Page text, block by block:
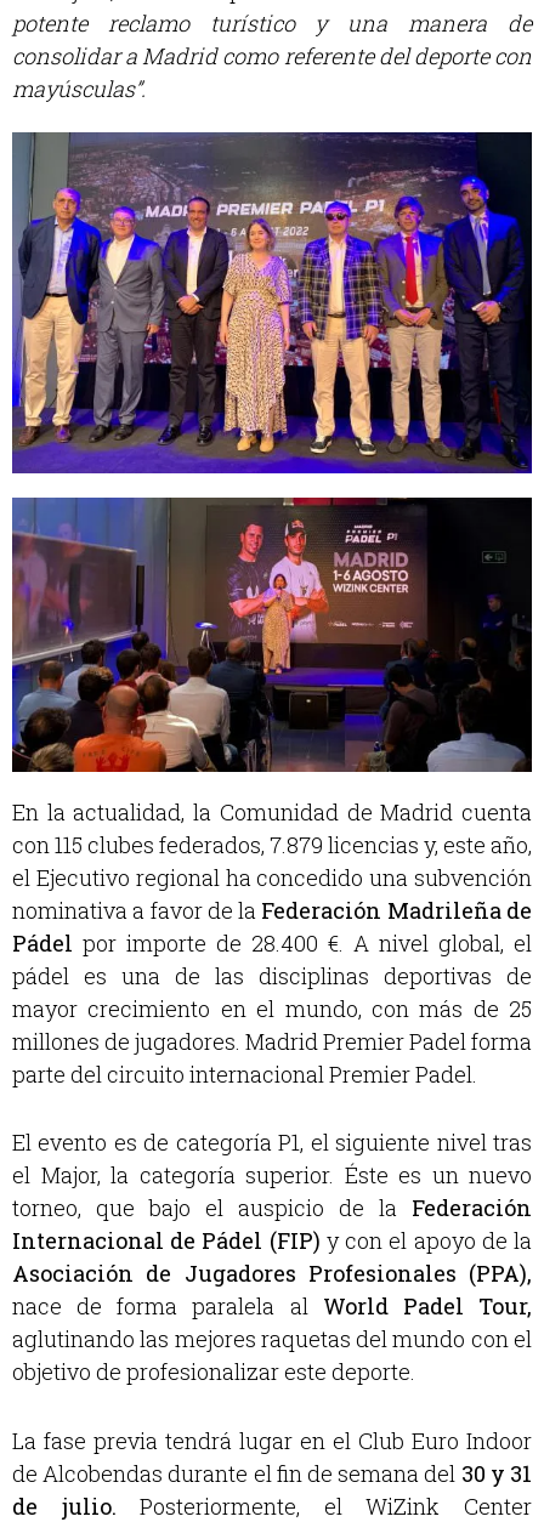
potente reclamo turístico y una manera de
consolidar a Madrid como referente del deporte con
mayúsculas”.
En la actualidad, la Comunidad de Madrid cuenta
con 115 clubes federados, 7.879 licencias y, este año,
el Ejecutivo regional ha concedido una subvención
nominativa a favor de la Federación Madrileña de
Pádel por importe de 28.400 €. A nivel global, el
pádel es una de las disciplinas deportivas de
mayor crecimiento en el mundo, con más de 25
millones de jugadores. Madrid Premier Padel forma
parte del circuito internacional Premier Padel.
El evento es de categoría P1, el siguiente nivel tras
el Major, la categoría superior. Éste es un nuevo
torneo, que bajo el auspicio de la Federación
Internacional de Pádel (FIP) y con el apoyo de la
Asociación de Jugadores Profesionales (PPA),
nace de forma paralela alWorld Padel Tour,
aglutinando las mejores raquetas del mundo con el
objetivo de profesionalizar este deporte.
La fase previa tendrá lugar en el Club Euro Indoor
de Alcobendas durante el fin de semana del 30 y 31
de julio. Posteriormente, el WiZink Center